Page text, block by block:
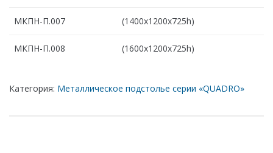
МКПН-П.007 (1400х1200х725h)
МКПН-П.008 (1600х1200х725h)
Категория: Металлическое подстолье серии «QUADRO»